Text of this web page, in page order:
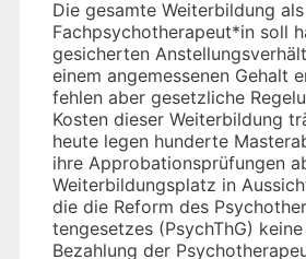
Die gesamte Weiterbildung als
Fachpsychotherapeut*in soll
gesicherten
einem angemessenen Gehalt
fehlen aber gesetzliche
Kosten dieser Weiterbildung
heute legen hunderte
ihre Approbationsprüfungen
Weiterbildungsplatz in
die die Reform des
tengesetzes (PsychThG)
Bezahlung der